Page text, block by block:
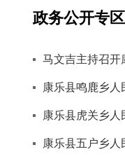
政务公开专区
马文吉主持召开
康乐县鸣鹿乡人
康乐县虎关乡人
康乐县五户乡人